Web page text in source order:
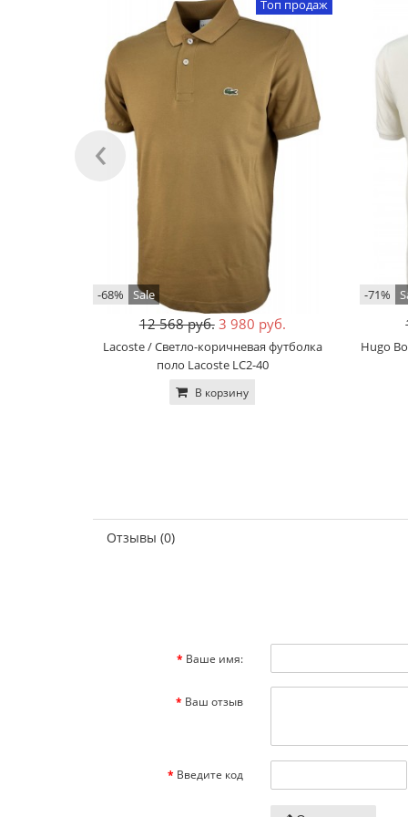
Топ продаж
-68% Sale
12 568 руб. 3 980 руб.
Lacoste / Светло-коричневая футболка
поло Lacoste LC2-40
В корзину
-71%
Hugo
‹
Отзывы (0)
Ваше имя:
Ваш отзыв
Введите код